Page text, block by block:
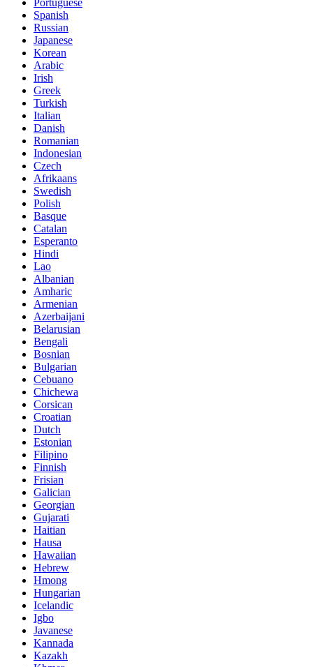
Portuguese
Spanish
Russian
Japanese
Korean
Arabic
Irish
Greek
Turkish
Italian
Danish
Romanian
Indonesian
Czech
Afrikaans
Swedish
Polish
Basque
Catalan
Esperanto
Hindi
Lao
Albanian
Amharic
Armenian
Azerbaijani
Belarusian
Bengali
Bosnian
Bulgarian
Cebuano
Chichewa
Corsican
Croatian
Dutch
Estonian
Filipino
Finnish
Frisian
Galician
Georgian
Gujarati
Haitian
Hausa
Hawaiian
Hebrew
Hmong
Hungarian
Icelandic
Igbo
Javanese
Kannada
Kazakh